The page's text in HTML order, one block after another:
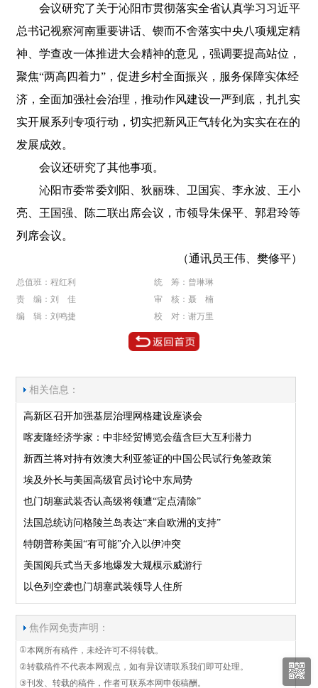
会议研究了关于沁阳市贯彻落实全省认真学习习近平
总书记视察河南重要讲话、锲而不舍落实中央八项规定精
神、学查改一体推进大会精神的意见，强调要提高站位，
聚焦“两高四着力”，促进乡村全面振兴，服务保障实体经
济，全面加强社会治理，推动作风建设一严到底，扎扎实
实开展系列专项行动，切实把新风正气转化为实实在在的
发展成效。
会议还研究了其他事项。
沁阳市委常委刘阳、狄丽珠、卫国宾、李永波、王小
亮、王国强、陈二联出席会议，市领导朱保平、郭君玲等
列席会议。
（通讯员王伟、樊修平）
总值班：程红利
统 筹：曾琳琳
责 编：刘 佳
审 核：聂 楠
编 辑：刘鸣捷
校 对：谢万里
相关信息：
高新区召开加强基层治理网格建设座谈会
喀麦隆经济学家：中非经贸博览会蕴含巨大互利潜力
新西兰将对持有效澳大利亚签证的中国公民试行免签政策
埃及外长与美国高级官员讨论中东局势
也门胡塞武装否认高级将领遭“定点清除”
法国总统访问格陵兰岛表达“来自欧洲的支持”
特朗普称美国“有可能”介入以伊冲突
美国阅兵式当天多地爆发大规模示威游行
以色列空袭也门胡塞武装领导人住所
焦作网免责声明：
①本网所有稿件，未经许可不得转载。
②转载稿件不代表本网观点，如有异议请联系我们即可处理。
③刊发、转载的稿件，作者可联系本网申领稿酬。